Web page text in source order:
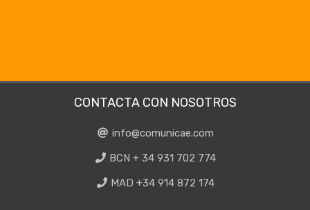
CONTACTA CON NOSOTROS
info@comunicae.com
BCN + 34 931 702 774
MAD +34 914 872 174